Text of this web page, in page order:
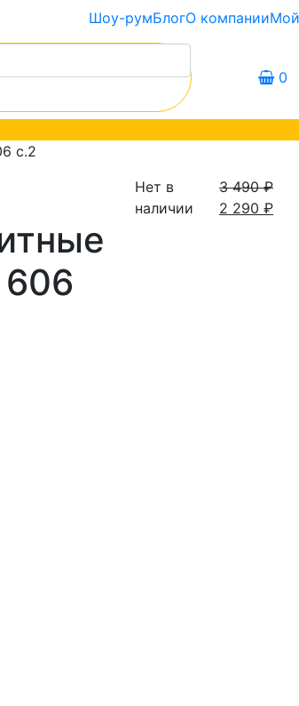
Шоу-румБлогО компании
0
c.2
Нет в
наличии
3 490₽
2 290 ₽